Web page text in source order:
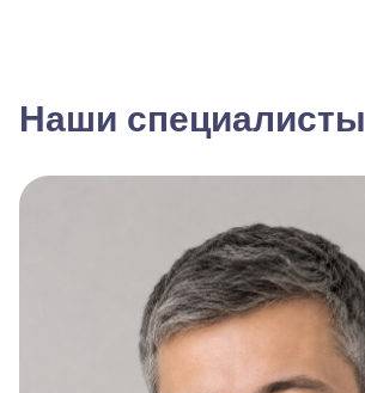
Наши специалисты